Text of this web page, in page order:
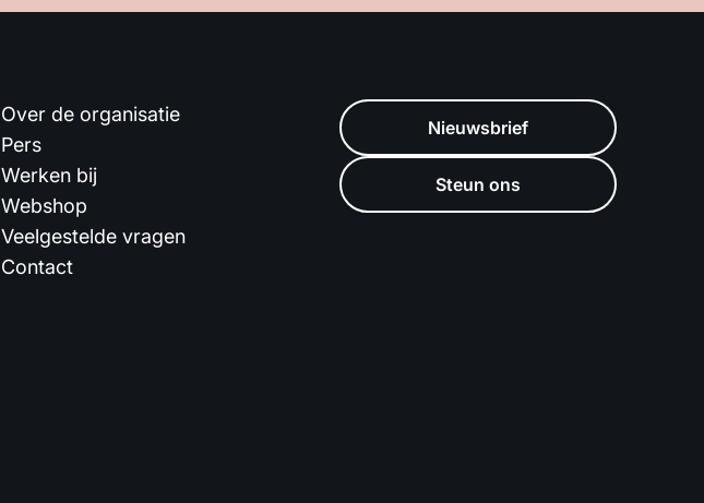
Over de organisatie
Pers
Werken bij
Webshop
Veelgestelde vragen
Contact
Nieuwsbrief
Steun ons